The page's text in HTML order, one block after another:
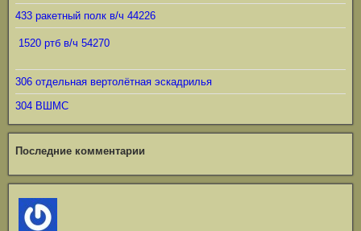
433 ракетный полк в/ч 44226
1520 ртб в/ч 54270
306 отдельная вертолётная эскадрилья
304 ВШМС
Последние комментарии